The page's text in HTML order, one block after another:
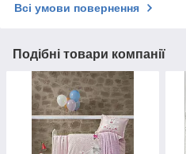
Всі умови повернення
Подібні товари компанії